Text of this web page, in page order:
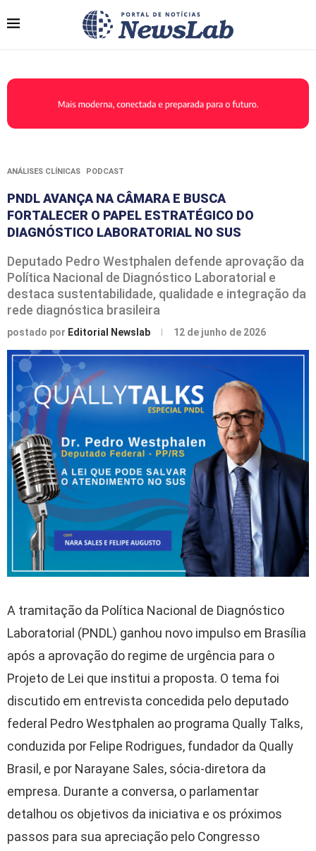
ANÁLISES CLÍNICAS PODCAST
PNDL AVANÇA NA CÂMARA E BUSCA
FORTALECER O PAPEL ESTRATÉGICO DO
DIAGNÓSTICO LABORATORIAL NO SUS
Deputado Pedro Westphalen defende aprovação da
Política Nacional de Diagnóstico Laboratorial e
destaca sustentabilidade, qualidade e integração da
rede diagnóstica brasileira
postado por Editorial Newslab 12 de junho de 2026
A tramitação da Política Nacional de Diagnóstico
Laboratorial (PNDL) ganhou novo impulso em Brasília
após a aprovação do regime de urgência para o
Projeto de Lei que institui a proposta. O tema foi
discutido em entrevista concedida pelo deputado
federal Pedro Westphalen ao programa Qually Talks,
conduzida por Felipe Rodrigues, fundador da Qually
Brasil, e por Narayane Sales, sócia-diretora da
empresa. Durante a conversa, o parlamentar
detalhou os objetivos da iniciativa e os próximos
passos para sua apreciação pelo Congresso